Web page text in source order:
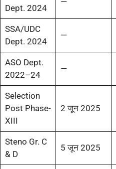
Dept. 2024
SSA/UDC
Dept. 2024
—
ASO Dept.
2022–24
—
Selection
Post Phase-
XIII
2 जून 2025
Steno Gr. C
& D
5 जून 2025